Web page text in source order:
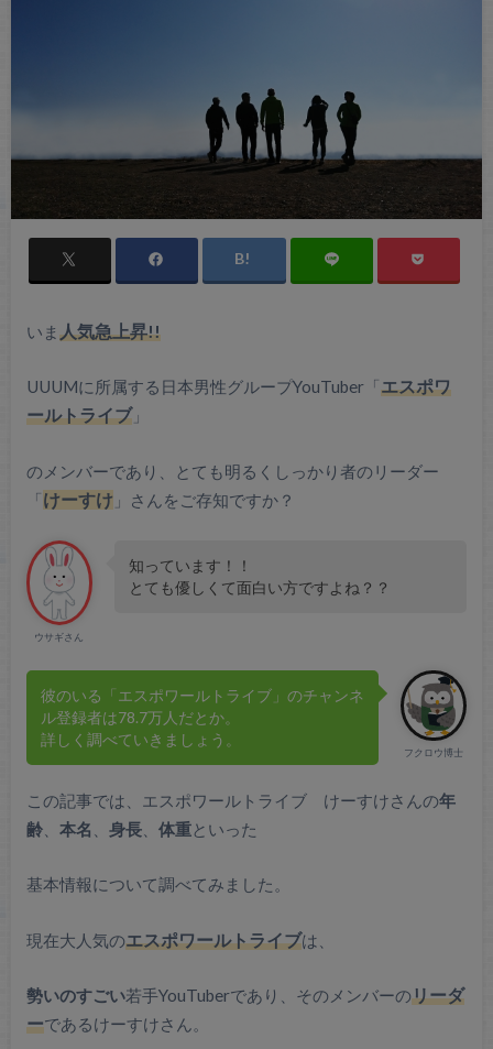
いま 人気急上昇!!
UUUMに所属する日本男性グループYouTuber「エスポワ
ールトライブ」
のメンバーであり、とても明るくしっかり者のリーダー
「けーすけ 」さんをご存知ですか？
ウサギさん
知っています！！
とても優しくて面白い方ですよね？？
フクロウ博士
彼のいる「エスポワールトライブ」のチャンネ
ル登録者は78.7万人だとか。
詳しく調べていきましょう。
この記事では、エスポワールトライブ けーすけさんの年
齢、 本名 身長、 体重といった
基本情報について調べてみました。
現在大人気のエスポワールトライブは、
勢いのすごい若手YouTuberであり、そのメンバーのリーダ
ーであるけーすけさん。